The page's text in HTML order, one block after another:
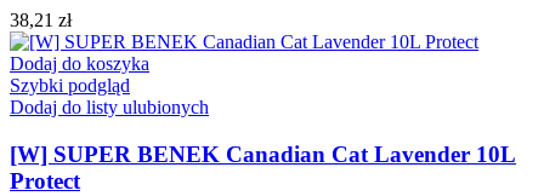
38,21 zł
Dodaj do koszyka
Szybki podgląd
Dodaj do listy ulubionych
[W] SUPER BENEK Canadian Cat Lavender 10L
Protect